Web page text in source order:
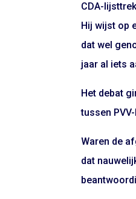
CDA-
Hij wijst op
dat wel
jaar al iets
Het debat
tussen
Waren de
dat